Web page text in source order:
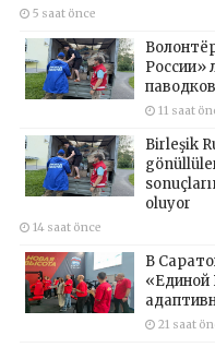
5 saat önce
России»
11 saat
Birleşik
oluyor
14 saat önce
В
«Единой
21 saat